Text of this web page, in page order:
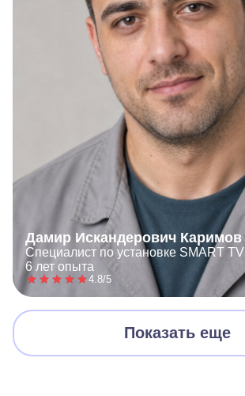
Дамир Искандерович Каримов
Специалист по установке SMART TV
6 лет опыта
4.8/5
Показать еще